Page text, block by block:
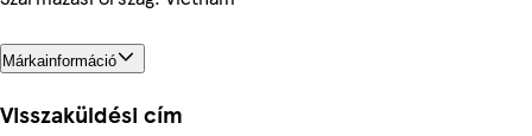
Márkainformáció
Visszaküldési cím